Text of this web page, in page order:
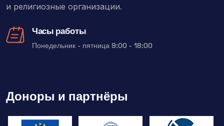
и религиозные организации.
Часы работы
Понедельник - пятница 9:00 - 18:00
Доноры и партнёры